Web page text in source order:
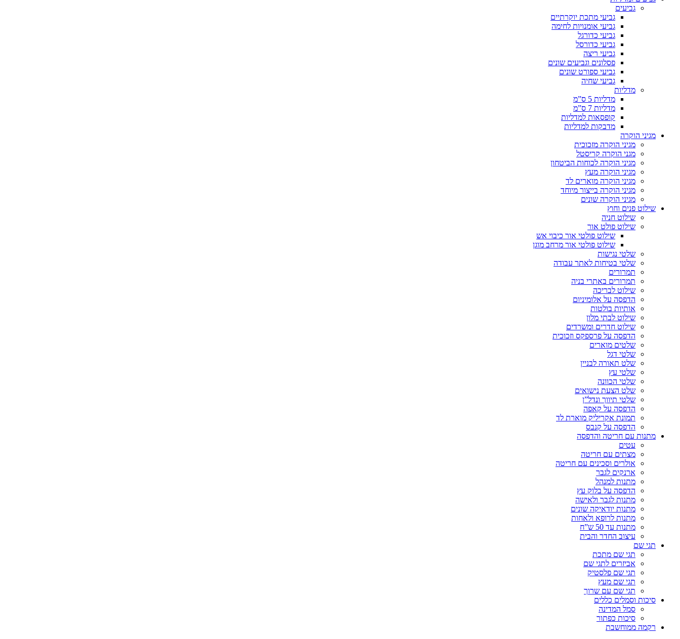
גביעים
גביעי מתכת יוקרתיים
גביעי אומנויות לחימה
גביעי כדורגל
גביעי כדורסל
גביעי ריצה
פסלונים וגביעים שונים
גביעי ספורט שונים
גביעי שחיה
מדליות
מדליות 5 ס”מ
מדליות 7 ס”מ
קופסאות למדליות
מדבקות למדליות
מגיני הוקרה
מגיני הוקרה מזכוכית
מגני הוקרה קריסטל
מגיני הוקרה לכוחות הביטחון
מגיני הוקרה מעץ
מגיני הוקרה מוארים לד
מגיני הוקרה בייצור מיוחד
מגיני הוקרה שונים
שילוט פנים וחוץ
שילוט חניה
שילוט פולט אור
שילוט פולטי אור כיבוי אש
שילוט פולטי אור מרחב מוגן
שלטי נגישות
שלטי בטיחות לאתר עבודה
תמרורים
תמרורים באתרי בניה
שילוט לבריכה
הדפסה על אלומיניום
אותיות בולטות
שילוט לבתי מלון
שילוט חדרים ומשרדים
הדפסה על פרספקס וזכוכית
שלטים מוארים
שלטי דגל
שלט תאורה לבניין
שלטי עץ
שלטי הכוונה
שלט הצעת נישואים
שלטי תיווך ונדל”ן
הדפסה על קאפה
תמונת אקריליק מוארת לד
הדפסה על קנבס
מתנות עם חריטה והדפסה
עטים
מצתים עם חריטה
אולרים וסכינים עם חריטה
ארנקים לגבר
מתנות למנהל
הדפסה על בלוק עץ
מתנות לגבר ולאישה
מתנות יודאיקה שונים
מתנות לרופא ולאחות
מתנות עד 50 ש”ח
עיצוב החדר והבית
תגי שם
תגי שם מתכת
אביזרים לתגי שם
תגי שם פלסטיק
תגי שם מעץ
תגי שם עם שרוך
סיכות וסמלים כללים
סמל המדינה
סיכות כפתור
רקמה ממוחשבת